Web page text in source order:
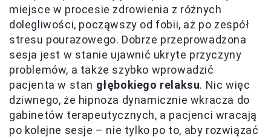
miejsce w procesie zdrowienia z różnych
dolegliwości, począwszy od fobii, aż po zespół
stresu pourazowego. Dobrze przeprowadzona
sesja jest w stanie ujawnić ukryte przyczyny
problemów, a także szybko wprowadzić
pacjenta w stan głębokiego relaksu. Nic więc
dziwnego, że hipnoza dynamicznie wkracza do
gabinetów terapeutycznych, a pacjenci wracają
po kolejne sesje – nie tylko po to, aby rozwiązać